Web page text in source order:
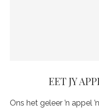
EET JY
Ons het geleer ’n appel